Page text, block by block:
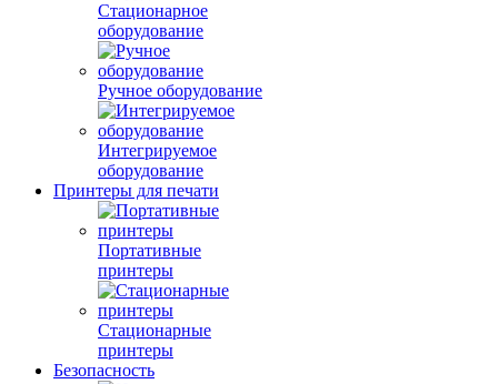
Стационарное
оборудование
Ручное оборудование
Интегрируемое
оборудование
Принтеры для печати
Портативные
принтеры
Стационарные
принтеры
Безопасность